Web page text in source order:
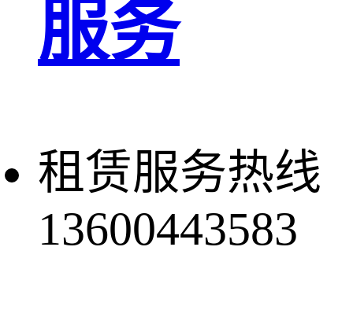
服务
租赁服务热线
13600443583